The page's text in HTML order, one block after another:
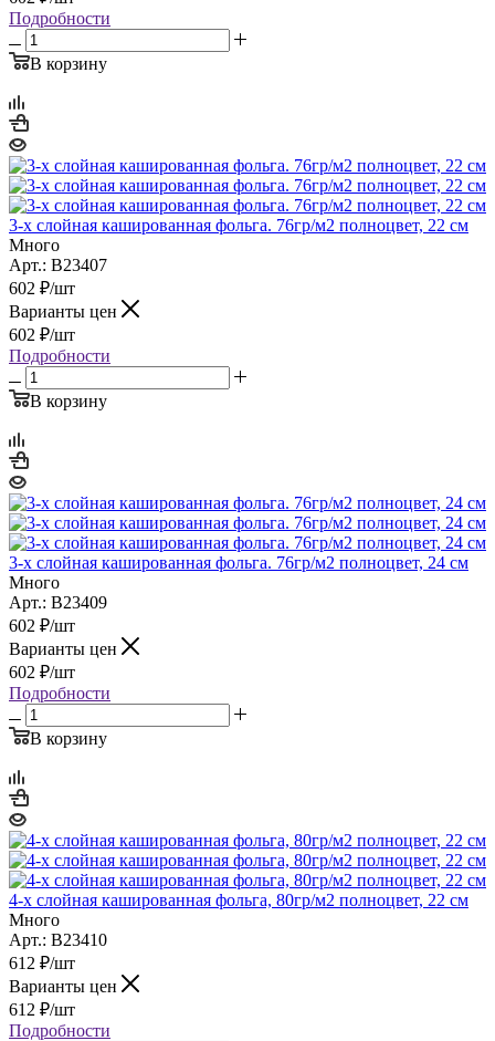
Подробности
В корзину
3-х слойная кашированная фольга. 76гр/м2 полноцвет, 22 см
Много
Арт.: B23407
602 ₽/шт
Варианты цен
602 ₽/шт
Подробности
В корзину
3-х слойная кашированная фольга. 76гр/м2 полноцвет, 24 см
Много
Арт.: B23409
602 ₽/шт
Варианты цен
602 ₽/шт
Подробности
В корзину
4-х слойная кашированная фольга, 80гр/м2 полноцвет, 22 см
Много
Арт.: B23410
612 ₽/шт
Варианты цен
612 ₽/шт
Подробности